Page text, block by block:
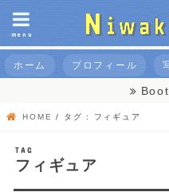
menu
ホーム プロフィール
HOME タグ : フィギュア
TAG
フィギュア